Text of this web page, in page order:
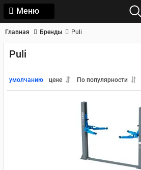
Меню
Главная Бренды Puli
Puli
умолчанию цене По популярности